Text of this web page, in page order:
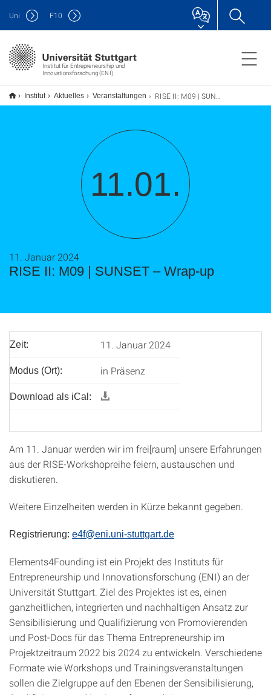
Institut für Entrepreneurship und
Innovationsforschung (ENI)
Uni F10
Institut Aktuelles Veranstaltungen RISE II: M09 | SUNSET – Wrap-up
11.01.
RISE II: M09 | SUNSET – Wrap-up
11. Januar 2024
Zeit: 11. Januar 2024
Modus (Ort): in Präsenz
Download als iCal:
Am 11. Januar werden wir im frei[raum] unsere Erfahrungen
aus der RISE-Workshopreihe feiern, austauschen und
diskutieren.
Weitere Einzelheiten werden in Kürze bekannt gegeben.
Registrierung: e4f@eni.uni-stuttgart.de
Elements4Founding ist ein Projekt des Instituts für
Entrepreneurship und Innovationsforschung (ENI) an der
Universität Stuttgart. Ziel des Projektes ist es, einen
ganzheitlichen, integrierten und nachhaltigen Ansatz zur
Sensibilisierung und Qualifizierung von Promovierenden
und Post-Docs für das Thema Entrepreneurship im
Projektzeitraum 2022 bis 2024 zu entwickeln. Verschiedene
Formate wie Workshops und Trainingsveranstaltungen
sollen die Zielgruppe auf den Ebenen der Sensibilisierung,